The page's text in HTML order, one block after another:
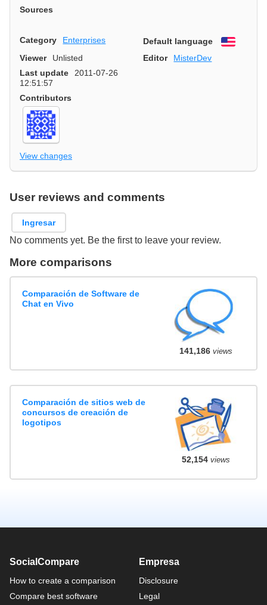
Sources
Category Enterprises Default language
English
Viewer
Unlisted Editor
MisterDev
Last update
2011-07-26
12:51:57
Contributors
View changes
User reviews and comments
Ingresar
No comments yet. Be the first to leave your review.
More comparisons
Comparación de Software de
Chat en Vivo
141,186views
Comparación de sitios web de
concursos de creación de
logotipos
52,154views
SocialCompare
How to create a comparison
Compare best software
Empresa
Disclosure
Legal